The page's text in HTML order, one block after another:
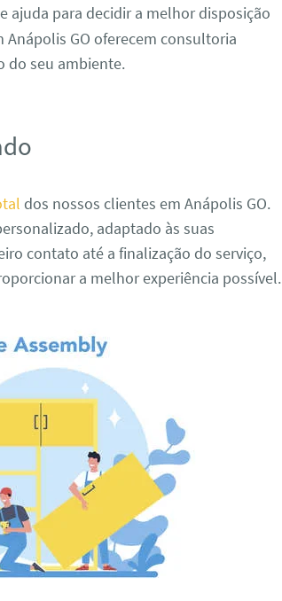
ajuda para decidir a melhor disposição
GO oferecem consultoria
do seu ambiente.
dos nossos clientes em Anápolis GO.
adaptado às suas
contato até a finalização do serviço,
a melhor experiência possível.